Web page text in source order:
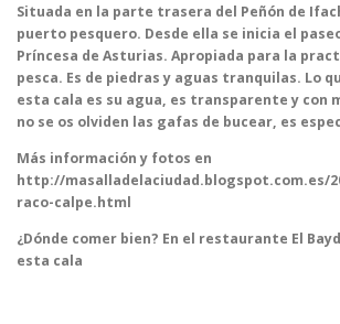
Situada en la parte trasera del Peñón de
puerto pesquero. Desde ella se inicia el
Príncesa de Asturias. Apropiada para la
pesca. Es de piedras y aguas tranquilas. Lo
esta cala es su agua, es transparente y con
no se os olviden las gafas de bucear, es
Más información y fotos en
http://masalladelaciudad.blogspot.com.es/
raco-calpe.html
¿Dónde comer bien? En el restaurante El
esta cala